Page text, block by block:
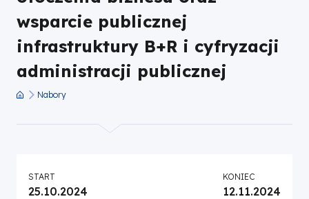
infrastruktury
B+R
cyfryzacji
administracji
publicznej
wsparcie publicznej
infrastruktury B+R i cyfryzacji
administracji publicznej
nawigacyjna
Nabory
START
25.10.2024
KONIEC
12.11.2024